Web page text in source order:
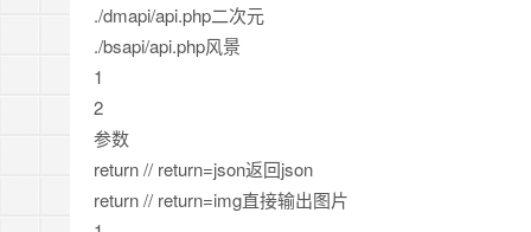
./dmapi/api.php二次元
./bsapi/api.php风景
1
2
参数
return // return=json返回json
return // return=img直接输出图片